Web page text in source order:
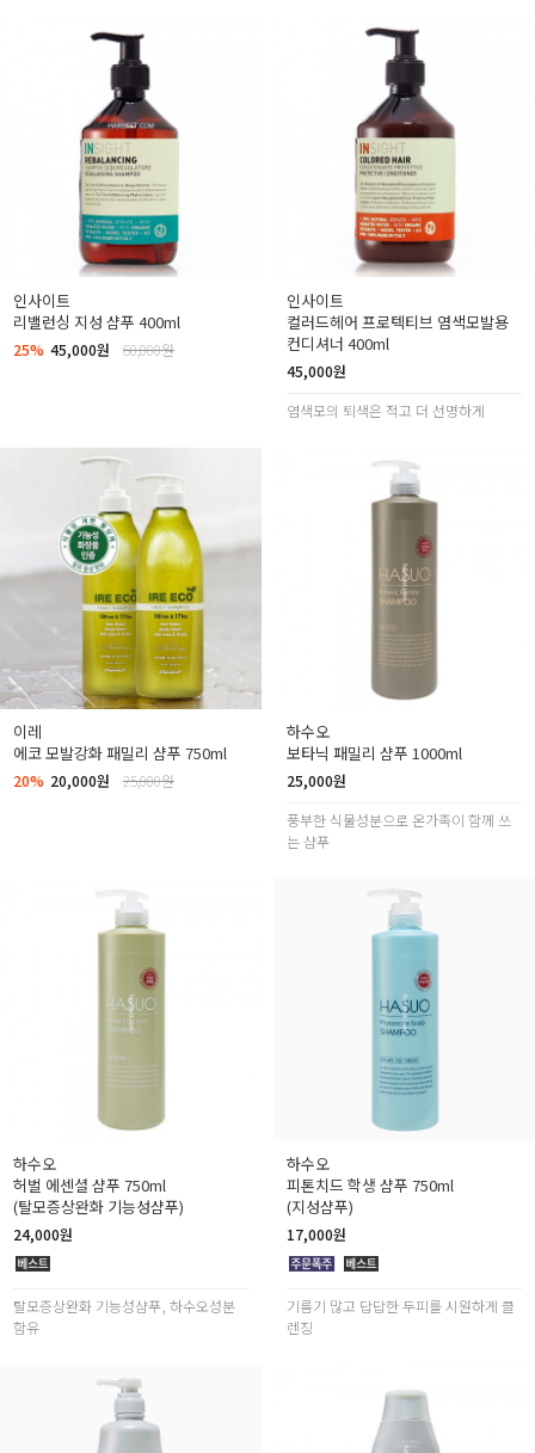
인사이트
리밸런싱 지성 샴푸 400ml
25% 45,000원 60,000원
인사이트
컬러드헤어 프로텍티브 염색모발용
컨디셔너 400ml
45,000원
염색모의 퇴색은 적고 더 선명하게
이레
에코 모발강화 패밀리 샴푸 750ml
20% 20,000원 25,000원
하수오
보타닉 패밀리 샴푸 1000ml
25,000원
풍부한 식물성분으로 온가족이 함께 쓰
는 샴푸
하수오
허벌 에센셜 샴푸 750ml
(탈모증상완화 기능성샴푸)
24,000원
탈모증상완화 기능성샴푸, 하수오성분
함유
하수오
피톤치드 학생 샴푸 750ml
(지성샴푸)
17,000원
기름기 많고 답답한 두피를 시원하게 클
렌징